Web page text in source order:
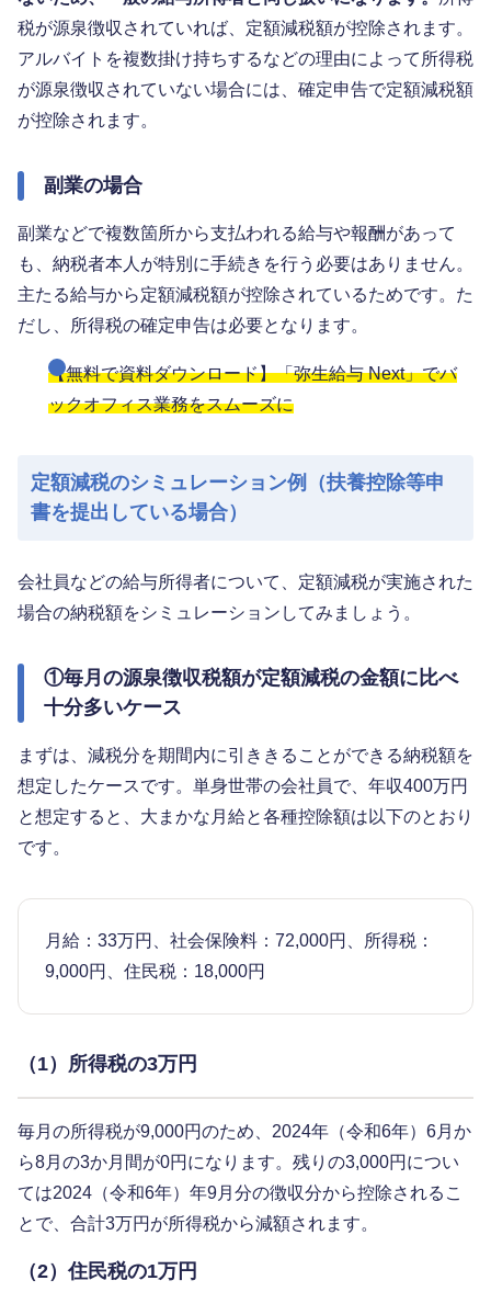
税が源泉徴収されていれば、定額減税額が控除されます。
アルバイトを複数掛け持ちするなどの理由によって所得税
が源泉徴収されていない場合には、確定申告で定額減税額
が控除されます。
副業の場合
副業などで複数箇所から支払われる給与や報酬があって
も、納税者本人が特別に手続きを行う必要はありません。
主たる給与から定額減税額が控除されているためです。た
だし、所得税の確定申告は必要となります。
【無料で資料ダウンロード】「弥生給与 Next」でバ
ックオフィス業務をスムーズに
定額減税のシミュレーション例（扶養控除等申
書を提出している場合）
会社員などの給与所得者について、定額減税が実施された
場合の納税額をシミュレーションしてみましょう。
①毎月の源泉徴収税額が定額減税の金額に比べ
十分多いケース
まずは、減税分を期間内に引ききることができる納税額を
想定したケースです。単身世帯の会社員で、年収400万円
と想定すると、大まかな月給と各種控除額は以下のとおり
です。
月給：33万円、社会保険料：72,000円、所得税：
9,000円、住民税：18,000円
（1）所得税の3万円
毎月の所得税が9,000円のため、2024年（令和6年）6月か
ら8月の3か月間が0円になります。残りの3,000円につい
ては2024（令和6年）年9月分の徴収分から控除されるこ
とで、合計3万円が所得税から減額されます。
（2）住民税の1万円